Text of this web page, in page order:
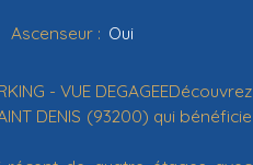
Ascenseur : Oui
- VUE DEGAGEEDécouvrez
DENIS (93200) qui bénéficie